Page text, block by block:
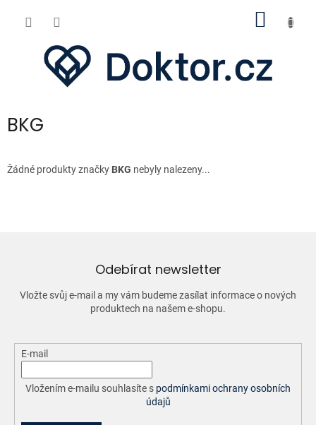
BKG
Žádné produkty značky BKG nebyly nalezeny...
Odebírat newsletter
Vložte svůj e-mail a my vám budeme zasílat informace o nových
produktech na našem e-shopu.
E-mail
Vložením e-mailu souhlasíte s podmínkami ochrany osobních
údajů